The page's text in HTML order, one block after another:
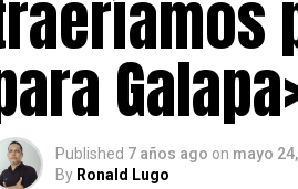
Published 7 años ago on mayo
By Ronald Lugo